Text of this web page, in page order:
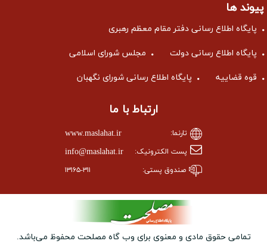
پیوند ها
پایگاه اطلاع رسانی دفتر مقام معظم رهبری
پایگاه اطلاع رسانی دولت مجلس شورای اسلامی
قوه قضاییه پایگاه اطلاع رسانی شورای نگهبان
ارتباط با ما
تارنما: www.maslahat.ir
پست الکترونیک: info@maslahat.ir
صندوق پستی: ۱۳۱۶۵-۳۱۱
تمامی حقوق مادی و معنوی برای وب ‌گاه مصلحت محفوظ می‌باشد.